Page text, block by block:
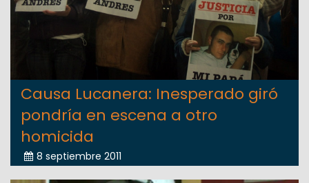
Causa Lucanera: Inesperado giró
pondría en escena a otro
homicida
8 septiembre 2011